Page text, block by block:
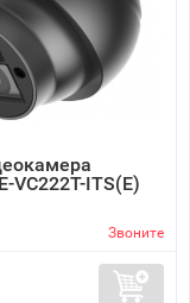
VC222T-ITS(E)
Звоните